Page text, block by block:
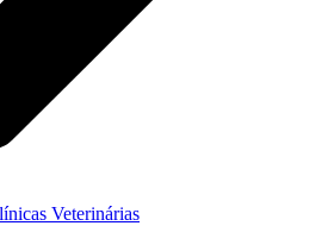
Veterinárias